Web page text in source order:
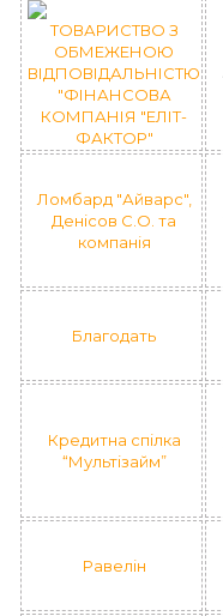
ТОВАРИСТВО З
ОБМЕЖЕНОЮ
ВІДПОВІДАЛЬНІСТЮ
"ФІНАНСОВА
КОМПАНІЯ "ЕЛІТ-
ФАКТОР"
Ломбард "Айварс",
Денісов С.О. та
компанія
Благодать
Кредитна спілка
“Мультізайм”
Равелін